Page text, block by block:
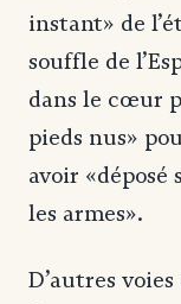
instant» de
souffle de
dans le cœur
pieds nus»
avoir «déposé
les armes».
D’autres voies